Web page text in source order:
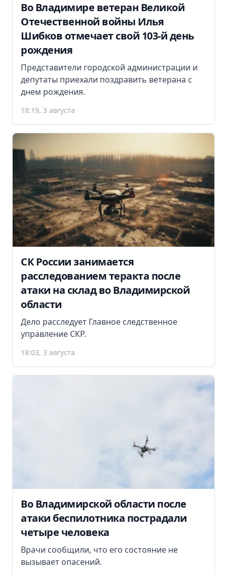
Во Владимире ветеран Великой
Отечественной войны Илья
Шибков отмечает свой 103-й день
рождения
Представители городской администрации и
депутаты приехали поздравить ветерана с
днем рождения.
18:19, 3 августа
СК России занимается
расследованием теракта после
атаки на склад во Владимирской
области
Дело расследует Главное следственное
управление СКР.
18:03, 3 августа
Во Владимирской области после
атаки беспилотника пострадали
четыре человека
Врачи сообщили, что его состояние не
вызывает опасений.